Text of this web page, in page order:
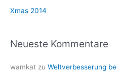
Xmas 2014
Neueste Kommentare
wamkat zu Weltverbesserung